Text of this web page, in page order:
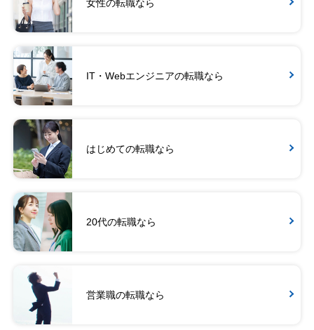
女性の転職なら
IT・Webエンジニアの転職なら
はじめての転職なら
20代の転職なら
営業職の転職なら